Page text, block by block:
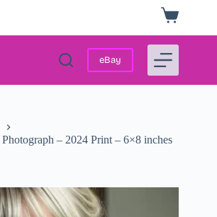
Panier
d’achat
eBay
– 2024 Print – 6×8 inches